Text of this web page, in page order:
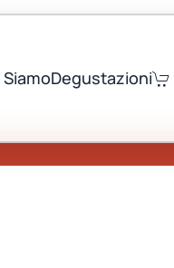
Degustazioni